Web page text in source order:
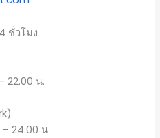
ชั่วโมง
22.00 น.
24:00 น